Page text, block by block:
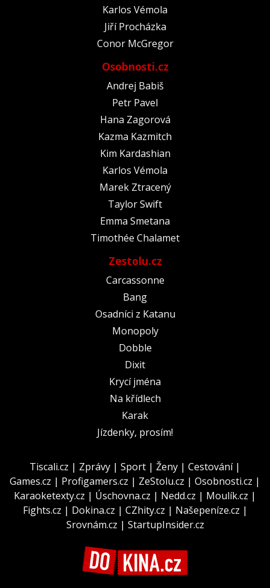
Karlos Vémola
Jiří Procházka
Conor McGregor
Osobnosti.cz
Andrej Babiš
Petr Pavel
Hana Zagorová
Kazma Kazmitch
Kim Kardashian
Karlos Vémola
Marek Ztracený
Taylor Swift
Emma Smetana
Timothée Chalamet
Zestolu.cz
Carcassonne
Bang
Osadníci z Katanu
Monopoly
Dobble
Dixit
Krycí jména
Na křídlech
Karak
Jízdenky, prosím!
Tiscali.cz | Zprávy | Sport | Ženy | Cestování|
Games.cz | Profigamers.cz | ZeStolu.cz | Osobnosti.cz |
Karaoketexty.cz | Úschovna.cz | Nedd.cz | Moulík.cz |
Fights.cz | Dokina.cz | CZhity.cz | Našepeníze.cz |
Srovnám.cz | StartupInsider.cz